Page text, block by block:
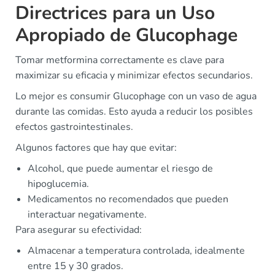
Directrices para un Uso
Apropiado de Glucophage
Tomar metformina correctamente es clave para
maximizar su eficacia y minimizar efectos secundarios.
Lo mejor es consumir Glucophage con un vaso de agua
durante las comidas. Esto ayuda a reducir los posibles
efectos gastrointestinales.
Algunos factores que hay que evitar:
Alcohol, que puede aumentar el riesgo de
hipoglucemia.
Medicamentos no recomendados que pueden
interactuar negativamente.
Para asegurar su efectividad:
Almacenar a temperatura controlada, idealmente
entre 15 y 30 grados.